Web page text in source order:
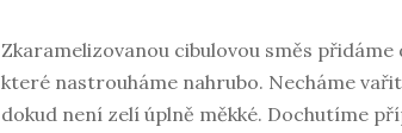
Zkaramelizovanou cibulovou směs
které nastrouháme nahrubo. Necháme
dokud není zelí úplně měkké. Dochutíme